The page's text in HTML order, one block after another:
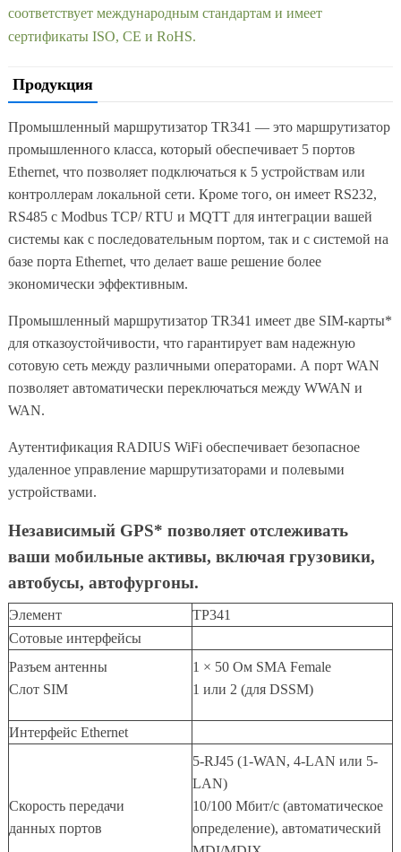
соответствует международным стандартам и имеет
сертификаты ISO, CE и RoHS.
Продукция
Промышленный маршрутизатор TR341 — это маршрутизатор
промышленного класса, который обеспечивает 5 портов
Ethernet, что позволяет подключаться к 5 устройствам или
контроллерам локальной сети. Кроме того, он имеет RS232,
RS485 с Modbus TCP/ RTU и MQTT для интеграции вашей
системы как с последовательным портом, так и с системой на
базе порта Ethernet, что делает ваше решение более
экономически эффективным.
Промышленный маршрутизатор TR341 имеет две SIM-карты*
для отказоустойчивости, что гарантирует вам надежную
сотовую сеть между различными операторами. А порт WAN
позволяет автоматически переключаться между WWAN и
WAN.
Аутентификация RADIUS WiFi обеспечивает безопасное
удаленное управление маршрутизаторами и полевыми
устройствами.
Независимый GPS* позволяет отслеживать
ваши мобильные активы, включая грузовики,
автобусы, автофургоны.
Элемент
ТР341
Сотовые интерфейсы
Разъем антенны
Слот SIM
1 × 50 Ом SMA Female
1 или 2 (для DSSM)
Интерфейс Ethernet
Скорость передачи
данных портов
5-RJ45 (1-WAN, 4-LAN или 5-
LAN)
10/100 Мбит/с (автоматическое
определение), автоматический